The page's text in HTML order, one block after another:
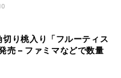
切り桃入り「フルーティス
売 – ファミマなどで数量